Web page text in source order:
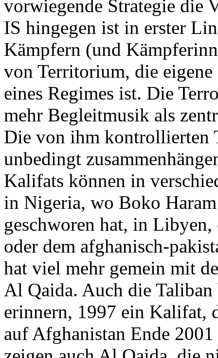
vorwiegende Strategie die
IS hingegen ist in erster
Kämpfern (und
von Territorium, die
eines Regimes ist. Die
mehr Begleitmusik als
Die von ihm kontrollierten
unbedingt
Kalifats können in
in Nigeria, wo Boko
geschworen hat, in
oder dem afghanisch-
hat viel mehr gemein mit
Al Qaida. Auch die
erinnern, 1997 ein Kalifat,
auf Afghanistan Ende